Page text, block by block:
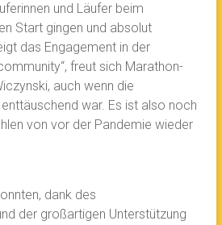
und Läufer beim
Start gingen und absolut
das Engagement in der
freut sich Marathon-
auch wenn die
war. Es ist also noch
von vor der Pandemie wieder
dank des
der großartigen Unterstützung